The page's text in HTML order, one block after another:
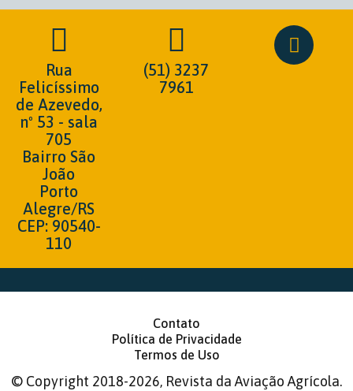
Rua
Felicíssimo
de Azevedo,
nº 53 - sala
705
Bairro São
João
Porto
Alegre/RS
CEP: 90540-
110
(51) 3237
7961
Contato
Política de Privacidade
Termos de Uso
© Copyright 2018-2026, Revista da Aviação Agrícola.